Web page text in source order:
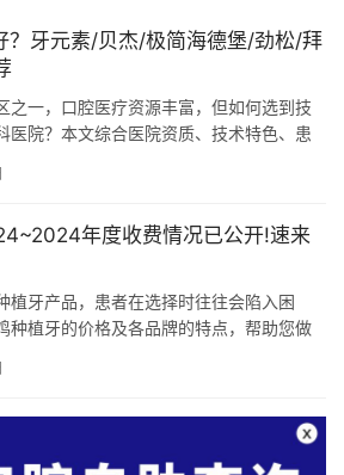
？牙元素/贝杰/极简海德堡/劲松/拜
之一，口腔医疗资源丰富，但如何选到技
医院？本文综合医院资质、技术特色、患
年度收费情况已公开!速来
植牙产品，患者在选择时往往会陷入困
种植牙的价格及各品牌的特点，帮助您做